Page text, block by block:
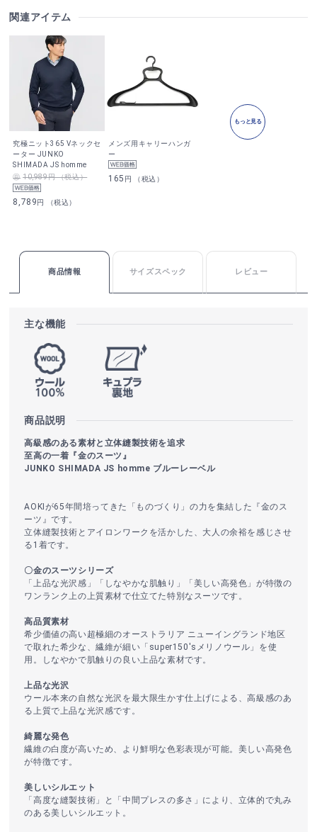
関連アイテム
究極ニット365 Vネックセ
ーター JUNKO
SHIMADA JS homme
10,989円 （税込）
8,789円 （税込）
メンズ用キャリーハンガ
ー
165 円 （税込）
もっと見る
商品情報 サイズスペック レビュー
主な機能
商品説明
高級感のある素材と立体縫製技術を追求
至高の一着『金のスーツ』
JUNKO SHIMADA JS homme ブルーレーベル
AOKIが65年間培ってきた「ものづくり」の力を集結した『金のス
ーツ』です。
立体縫製技術とアイロンワークを活かした、大人の余裕を感じさせ
る1着です。
〇金のスーツシリーズ
「上品な光沢感」「しなやかな肌触り」「美しい高発色」が特徴の
ワンランク上の上質素材で仕立てた特別なスーツです。
高品質素材
希少価値の高い超極細のオーストラリア ニューイングランド地区
で取れた希少な、繊維が細い「super150'sメリノウール」を使
用。しなやかで肌触りの良い上品な素材です。
上品な光沢
ウール本来の自然な光沢を最大限生かす仕上げによる、高級感のあ
る上質で上品な光沢感です。
綺麗な発色
繊維の白度が高いため、より鮮明な色彩表現が可能。美しい高発色
が特徴です。
美しいシルエット
「高度な縫製技術」と「中間プレスの多さ」により、立体的で丸み
のある美しいシルエット。